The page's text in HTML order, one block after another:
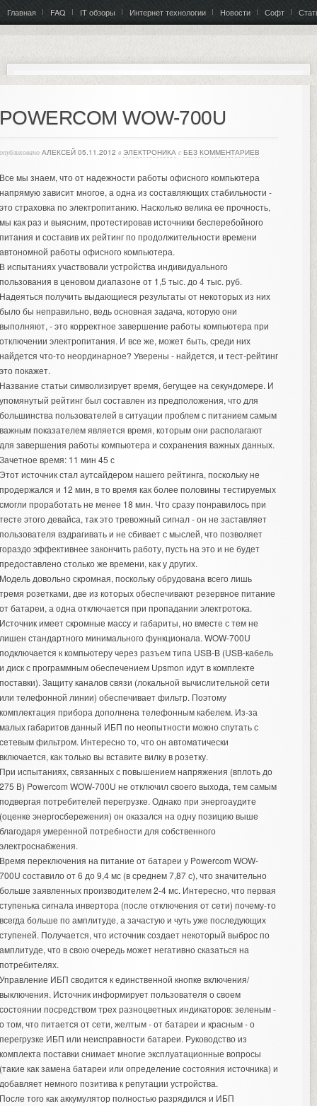
Главная FAQ IT обзоры Интернет технологии Новости Софт
WОW-700U
АЛЕКСЕЙ 05.11.2012 в ЭЛЕКТРОНИКА с БЕЗ КОММЕНТАРИЕВ
мы знаем, что от надежности работы офисного компьютера
зависит многое, а одна из составляющих стабильности -
страховка по электропитанию. Насколько велика ее прочность,
как раз и выясним, протестировав источники бесперебойного
и составив их рейтинг по продолжительности времени
работы офисного компьютера.
испытаниях участвовали устройства индивидуального
в ценовом диапазоне от 1,5 тыс. до 4 тыс. руб.
получить выдающиеся результаты от некоторых из них
бы неправильно, ведь основная задача, которую они
- это корректное завершение работы компьютера при
электропитания. И все же, может быть, среди них
что-то неординарное? Уверены - найдется, и тест-рейтинг
покажет.
статьи символизирует время, бегущее на секундомере. И
рейтинг был составлен из предположения, что для
пользователей в ситуации проблем с питанием самым
показателем является время, которым они располагают
завершения работы компьютера и сохранения важных данных.
время: 11 мин 45 с
источник стал аутсайдером нашего рейтинга, поскольку не
и 12 мин, в то время как более половины тестируемых
проработать не менее 18 мин. Что сразу понравилось при
этого девайса, так это тревожный сигнал - он не заставляет
вздрагивать и не сбивает с мыслей, что позволяет
эффективнее закончить работу, пусть на это и не будет
столько же времени, как у других.
довольно скромная, поскольку обрудована всего лишь
розетками, две из которых обеспечивают резервное питание
батареи, а одна отключается при пропадании электротока.
имеет скромные массу и габариты, но вместе с тем не
стандартного минимального функционала. WOW-700U
к компьютеру через разъем типа USB-B (USB-кабель
диск с программным обеспечением Upsmon идут в комплекте
Защиту каналов связи (локальной вычислительной сети
телефонной линии) обеспечивает фильтр. Поэтому
прибора дополнена телефонным кабелем. Из-за
габаритов данный ИБП по неопытности можно спутать с
фильтром. Интересно то, что он автоматически
как только вы вставите вилку в розетку.
испытаниях, связанных с повышением напряжения (вплоть до
В) Powercom WOW-700U не отключил своего выхода, тем самым
потребителей перегрузке. Однако при энергоаудите
энергосбережения) он оказался на одну позицию выше
умеренной потребности для собственного
переключения на питание от батареи у Powercom WOW-
составило от 6 до 9,4 мс (в среднем 7,87 с), что значительно
заявленных производителем 2-4 мс. Интересно, что первая
сигнала инвертора (после отключения от сети) почему-то
больше по амплитуде, а зачастую и чуть уже последующих
Получается, что источник создает некоторый выброс по
что в свою очередь может негативно сказаться на
ИБП сводится к единственной кнопке включения/
Источник информирует пользователя о своем
посредством трех разноцветных индикаторов: зеленым -
том, что питается от сети, желтым - от батареи и красным - о
ИБП или неисправности батареи. Руководство из
поставки снимает многие эксплуатационные вопросы
как замена батареи или определение состояния источника) и
немного позитива к репутации устройства.
того как аккумулятор полностью разрядился и ИБП